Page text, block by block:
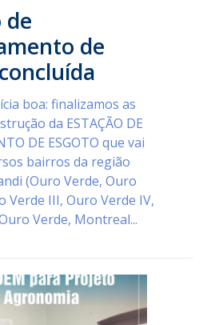
de
de
boa: finalizamos as
da ESTAÇÃO DE
DE ESGOTO que vai
bairros da região
(Ouro Verde, Ouro
Verde III, Ouro Verde IV,
Verde, Montreal...